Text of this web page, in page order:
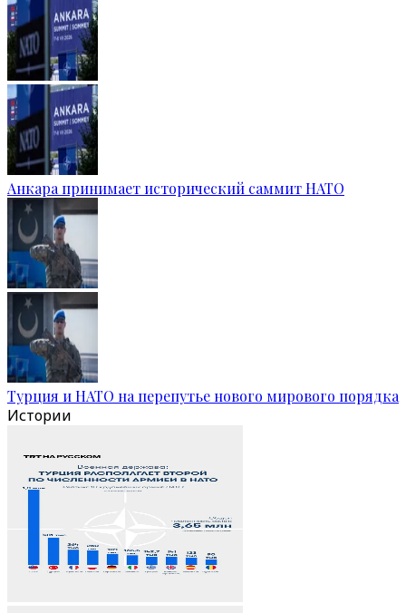
Анкара принимает исторический саммит НАТО
Турция и НАТО на перепутье нового мирового порядка
Истории